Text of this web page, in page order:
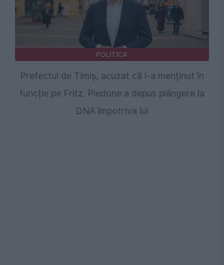
POLITICA
Prefectul de Timiș, acuzat că l-a menținut în
funcție pe Fritz. Piedone a depus plângere la
DNA împotriva lui